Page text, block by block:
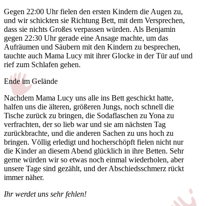
Gegen 22:00 Uhr fielen den ersten Kindern die Augen zu,
und wir schickten sie Richtung Bett, mit dem Versprechen,
dass sie nichts Großes verpassen würden. Als Benjamin
gegen 22:30 Uhr gerade eine Ansage machte, um das
Aufräumen und Säubern mit den Kindern zu besprechen,
tauchte auch Mama Lucy mit ihrer Glocke in der Tür auf und
rief zum Schlafen gehen.
Ende im Gelände
Nachdem Mama Lucy uns alle ins Bett geschickt hatte,
halfen uns die älteren, größeren Jungs, noch schnell die
Tische zurück zu bringen, die Sodaflaschen zu Yona zu
verfrachten, der so lieb war und sie am nächsten Tag
zurückbrachte, und die anderen Sachen zu uns hoch zu
bringen. Völlig erledigt und hocherschöpft fielen nicht nur
die Kinder an diesem Abend glücklich in ihre Betten. Sehr
gerne würden wir so etwas noch einmal wiederholen, aber
unsere Tage sind gezählt, und der Abschiedsschmerz rückt
immer näher.
Ihr werdet uns sehr fehlen!